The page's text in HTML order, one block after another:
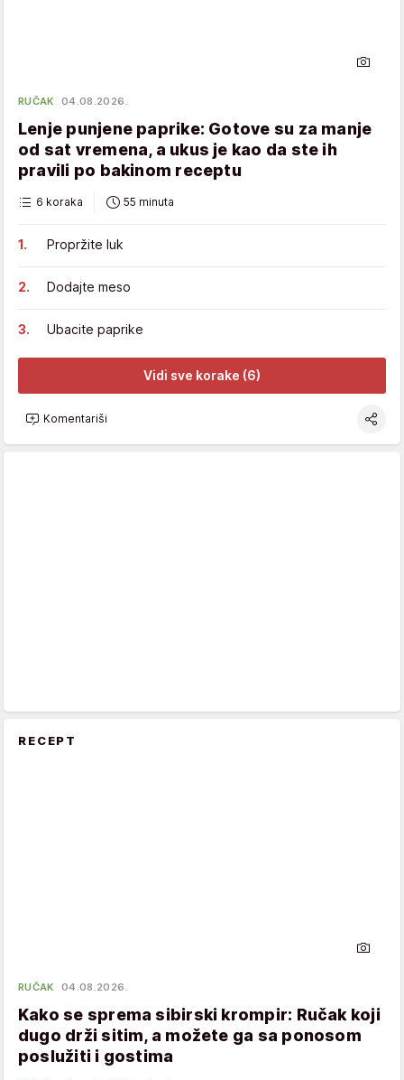
RUČAK 04.08.2026.
Lenje punjene paprike: Gotove su za manje
od sat vremena, a ukus je kao da ste ih
pravili po bakinom receptu
6 koraka 55 minuta
Propržite luk
Dodajte meso
Ubacite paprike
Vidi sve korake (6)
Komentariši
RECEPT
RUČAK 04.08.2026.
Kako se sprema sibirski krompir: Ručak koji
dugo drži sitim, a možete ga sa ponosom
poslužiti i gostima